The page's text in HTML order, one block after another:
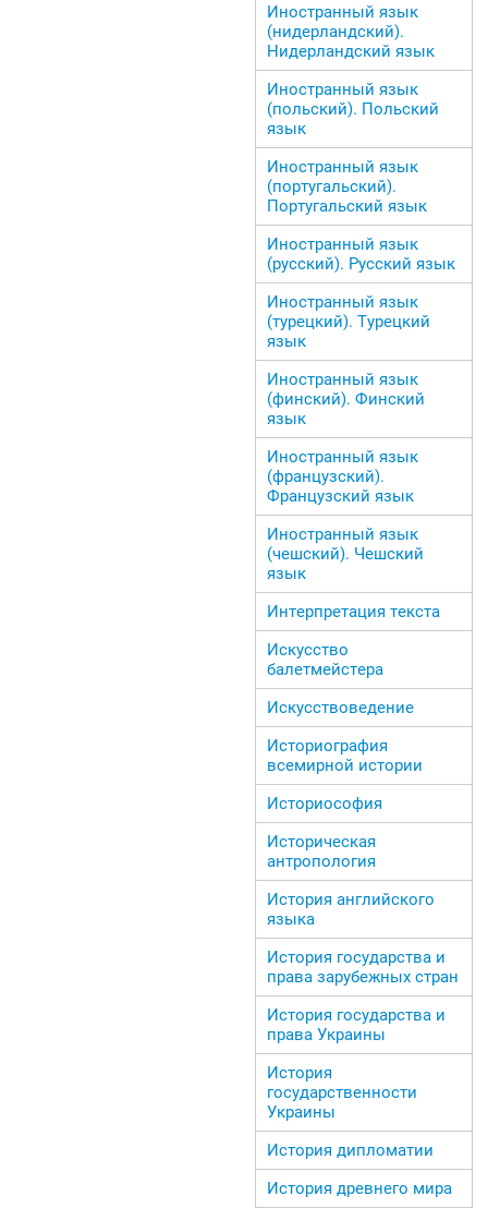
Иностранный язык
(нидерландский).
Нидерландский язык
Иностранный язык
(польский). Польский
язык
Иностранный язык
(португальский).
Португальский язык
Иностранный язык
(русский). Русский язык
Иностранный язык
(турецкий). Турецкий
язык
Иностранный язык
(финский). Финский
язык
Иностранный язык
(французский).
Французский язык
Иностранный язык
(чешский). Чешский
язык
Интерпретация текста
Искусство
балетмейстера
Искусствоведение
Историография
всемирной истории
Историософия
Историческая
антропология
История английского
языка
История государства и
права зарубежных стран
История государства и
права Украины
История
государственности
Украины
История дипломатии
История древнего мира